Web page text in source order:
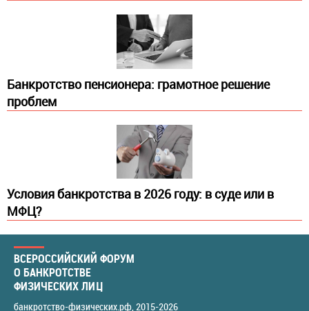
Банкротство пенсионера: грамотное решение
проблем
Условия банкротства в 2026 году: в суде или в
МФЦ?
ВСЕРОССИЙСКИЙ ФОРУМ
О БАНКРОТСТВЕ
ФИЗИЧЕСКИХ ЛИЦ
банкротство-физических.рф, 2015-2026